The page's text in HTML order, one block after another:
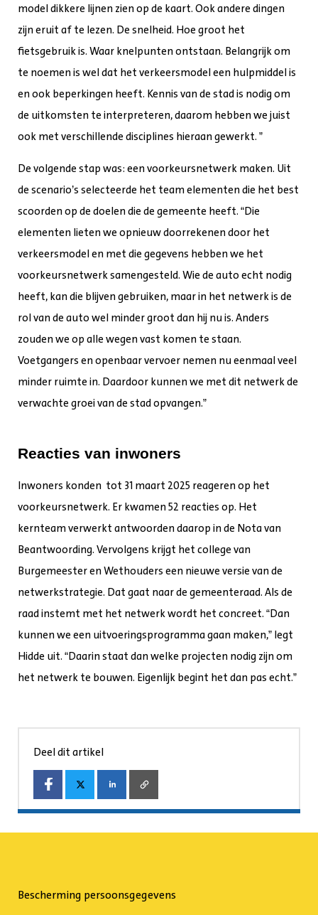
model dikkere lijnen zien op de kaart. Ook andere dingen
zijn eruit af te lezen. De snelheid. Hoe groot het
fietsgebruik is. Waar knelpunten ontstaan. Belangrijk om
te noemen is wel dat het verkeersmodel een hulpmiddel is
en ook beperkingen heeft. Kennis van de stad is nodig om
de uitkomsten te interpreteren, daarom hebben we juist
ook met verschillende disciplines hieraan gewerkt. ”
De volgende stap was: een voorkeursnetwerk maken. Uit
de scenario’s selecteerde het team elementen die het best
scoorden op de doelen die de gemeente heeft. “Die
elementen lieten we opnieuw doorrekenen door het
verkeersmodel en met die gegevens hebben we het
voorkeursnetwerk samengesteld. Wie de auto echt nodig
heeft, kan die blijven gebruiken, maar in het netwerk is de
rol van de auto wel minder groot dan hij nu is. Anders
zouden we op alle wegen vast komen te staan.
Voetgangers en openbaar vervoer nemen nu eenmaal veel
minder ruimte in. Daardoor kunnen we met dit netwerk de
verwachte groei van de stad opvangen.”
Reacties van inwoners
Inwoners konden tot 31 maart 2025 reageren op het
voorkeursnetwerk. Er kwamen 52 reacties op. Het
kernteam verwerkt antwoorden daarop in de Nota van
Beantwoording. Vervolgens krijgt het college van
Burgemeester en Wethouders een nieuwe versie van de
netwerkstrategie. Dat gaat naar de gemeenteraad. Als de
raad instemt met het netwerk wordt het concreet. “Dan
kunnen we een uitvoeringsprogramma gaan maken,” legt
Hidde uit. “Daarin staat dan welke projecten nodig zijn om
het netwerk te bouwen. Eigenlijk begint het dan pas echt.”
Deel dit artikel
Bescherming persoonsgegevens